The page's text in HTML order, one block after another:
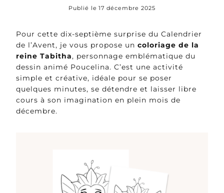
Publié le 17 décembre 2025
Pour cette dix-septième surprise du Calendrier
de l’Avent, je vous propose un coloriage de la
reine Tabitha, personnage emblématique du
dessin animé Poucelina. C’est une activité
simple et créative, idéale pour se poser
quelques minutes, se détendre et laisser libre
cours à son imagination en plein mois de
décembre.